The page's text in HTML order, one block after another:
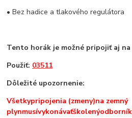
• Bez hadice a tlakového regulátora
Tento horák je možné pripojiť aj na
Použiť: 03511
Dôležité upozornenie:
Všetkypripojenia (zmeny)na zemný
plynmusívykonávaťškolený